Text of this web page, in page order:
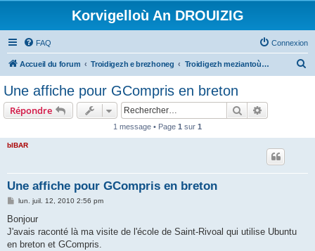
Korvigelloù An DROUIZIG
FAQ Connexion
Accueil du forum Troidigezh e brezhoneg Troidigezh meziantoù all (frank a wirioù evit an darn vrasañ anezho)
Une affiche pour GCompris en breton
Répondre Rechercher
1 message • Page 1 sur 1
bIBAR
Une affiche pour GCompris en breton
M
s
a
g
lun. juil. 12, 2010 2:56 pm
Bonjour
J'avais raconté là ma visite de l'école de Saint-Rivoal qui utilise Ubuntu
en breton et GCompris.